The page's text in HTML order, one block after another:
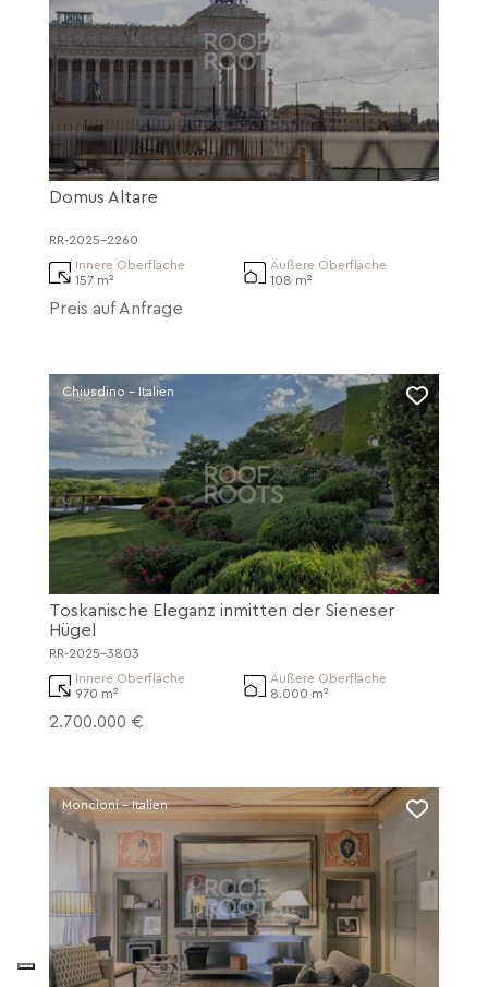
Domus Altare
RR-2025-2260
Innere Oberfläche
157 m²
Äußere Oberfläche
108 m²
Preis auf Anfrage
Chiusdino - Italien
Toskanische Eleganz inmitten der Sieneser
Hügel
RR-2025-3803
Innere Oberfläche
970 m²
Äußere Oberfläche
8.000 m²
2.700.000 €
Moncioni - Italien